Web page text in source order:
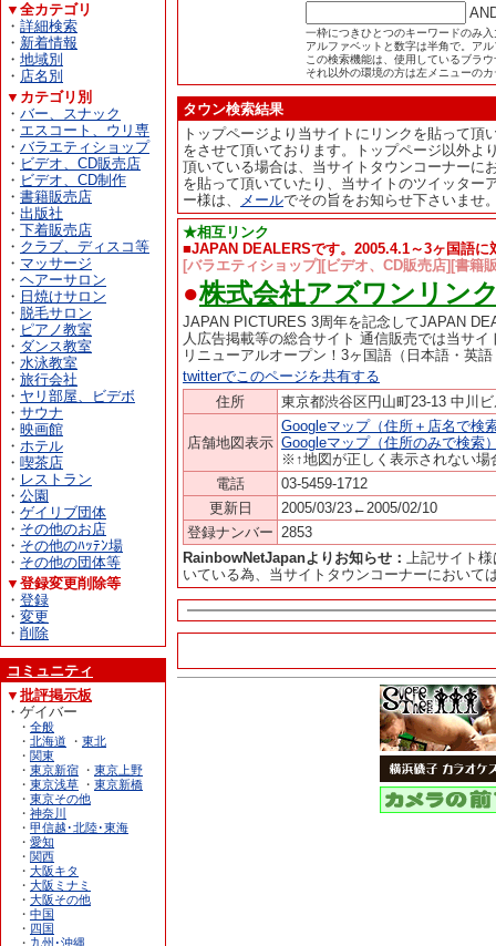
▼全カテゴリ
・ 詳細検索
・ 新着情報
・ 地域別
・ 店名別
▼カテゴリ別
・ バー、スナック
・ エスコート、ウリ専
・ バラエティショップ
・ ビデオ、CD販売店
・ ビデオ、CD制作
・ 書籍販売店
・ 出版社
・ 下着販売店
・ クラブ、ディスコ等
・ マッサージ
・ ヘアーサロン
・ 日焼けサロン
・ 脱毛サロン
・ ピアノ教室
・ ダンス教室
・ 水泳教室
・ 旅行会社
・ ヤリ部屋、ビデボ
・ サウナ
・ 映画館
・ ホテル
・ 喫茶店
・ レストラン
・ 公園
・ ゲイリブ団体
・ その他のお店
・ その他のﾊｯﾃﾝ場
・ その他の団体等
▼登録変更削除等
・ 登録
・ 変更
・ 削除
コミュニティ
▼ 批評掲示板
・ゲイバー
・ 全般
・ 北海道 ・ 東北
・ 関東
・ 東京新宿 ・ 東京上野
・ 東京浅草 ・ 東京新橋
・ 東京その他
・ 神奈川
・ 甲信越･北陸･東海
・ 愛知
・ 関西
・ 大阪キタ
・ 大阪ミナミ
・ 大阪その他
・ 中国
・ 四国
・ 九州･沖縄
一枠につきひとつのキーワードのみ
アルファベットと数字は半角で。ア
この検索機能は、使用しているブラ
それ以外の環境の方は左メニューの
タウン検索結果
トップページより当サイトにリンクを貼って
をさせて頂いております。トップページ以外よ
頂いている場合は、当サイトタウンコーナーに
を貼って頂いていたり、当サイトのツイッター
ー様は、
メールでその旨をお知らせ下さいませ
★相互リンク
■JAPAN DEALERSです。2005.4.1～3ヶ国語
[バラエティショップ][ビデオ、CD販売店][書籍
●株式会社アズワンリン
JAPAN PICTURES 3周年を記念してJAPAN
人広告掲載等の総合サイト 通信販売では当サ
リニューアルオープン！3ヶ国語（日本語・英
twitterでこのページを共有する
住所
東京都渋谷区円山町23-13 中川
店舗地図表示
Googleマップ（住所＋店名で検
Googleマップ（住所のみで検索
※↑地図が正しく表示されない場
電話
03-5459-1712
更新日
2005/03/23←2005/02/10
登録ナンバー 2853
RainbowNetJapanよりお知らせ： 上記サイト
いている為、当サイトタウンコーナーにおいて